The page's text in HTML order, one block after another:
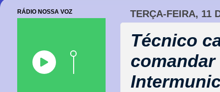
TERÇA-FEIRA, 11
Técnico
comandar
RÁDIO NOSSA VOZ